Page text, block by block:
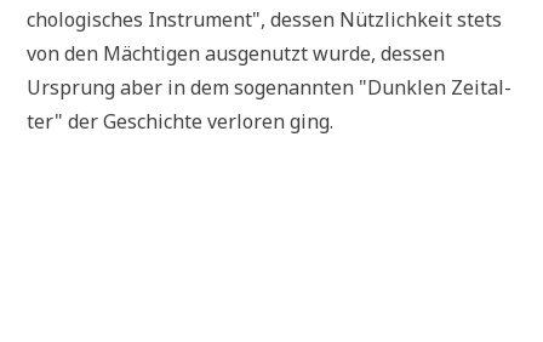
cho­lo­gi­sches Instru­ment", des­sen Nütz­lich­keit stets
von den Mäch­ti­gen aus­ge­nutzt wur­de, des­sen
Ursprung aber in dem soge­nann­ten "Dunk­len Zeit­al­
ter" der Geschich­te ver­lo­ren ging.